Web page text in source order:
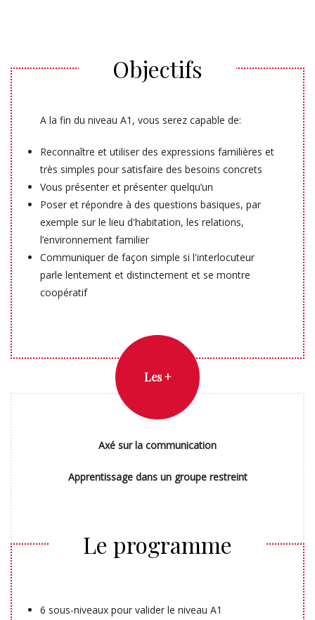
Objectifs
A la fin du niveau A1, vous serez capable de:
Reconnaître et utiliser des expressions familières et
très simples pour satisfaire des besoins concrets
Vous présenter et présenter quelqu’un
Poser et répondre à des questions basiques, par
exemple sur le lieu d'habitation, les relations,
l’environnement familier
Communiquer de façon simple si l'interlocuteur
parle lentement et distinctement et se montre
coopératif
Les +
Axé sur la communication
Apprentissage dans un groupe restreint
Le programme
6 sous-niveaux pour valider le niveau A1